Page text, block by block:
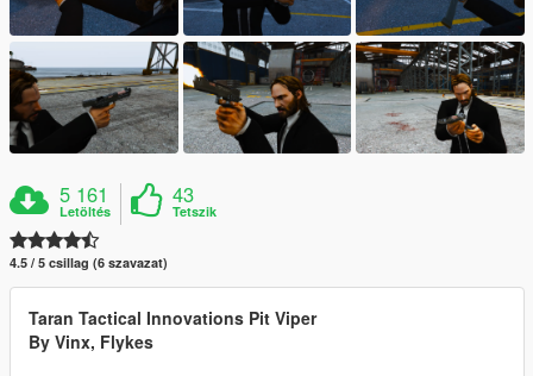
5 161
Letöltés
43
Tetszik
4.5 / 5 csillag (6 szavazat)
Taran Tactical Innovations Pit Viper
By Vinx, Flykes